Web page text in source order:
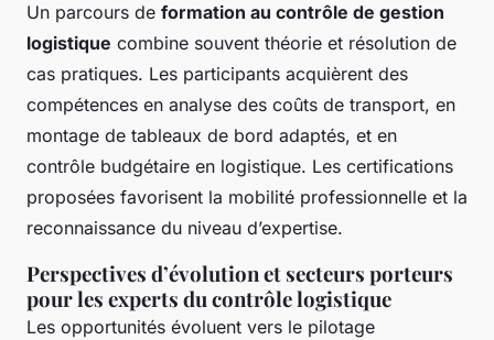
Un parcours de formation au contrôle de gestion
logistique combine souvent théorie et résolution de
cas pratiques. Les participants acquièrent des
compétences en analyse des coûts de transport, en
montage de tableaux de bord adaptés, et en
contrôle budgétaire en logistique. Les certifications
proposées favorisent la mobilité professionnelle et la
reconnaissance du niveau d’expertise.
Perspectives d’évolution et secteurs porteurs
pour les experts du contrôle logistique
Les opportunités évoluent vers le pilotage